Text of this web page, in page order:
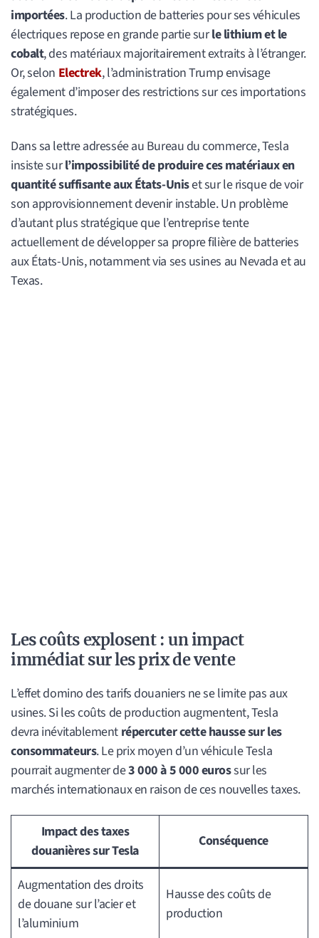
importées. La production de batteries pour ses véhicules
électriques repose en grande partie surle lithium et le
cobalt, des matériaux majoritairement extraits à l’étranger.
Or, selon Electrek, l’administration Trump envisage
également d’imposer des restrictions sur ces importations
stratégiques.
Dans sa lettre adressée au Bureau du commerce, Tesla
insiste surl’impossibilité de produire ces matériaux en
quantité suffisante aux États-Uniset sur le risque de voir
son approvisionnement devenir instable. Un problème
d’autant plus stratégique que l’entreprise tente
actuellement de développer sa propre filière de batteries
aux États-Unis, notamment via ses usines au Nevada et au
Texas.
Les coûts explosent : un impact
immédiat sur les prix de vente
L’effet domino des tarifs douaniers ne se limite pas aux
usines. Si les coûts de production augmentent, Tesla
devra inévitablement répercuter cette hausse sur les
consommateurs. Le prix moyen d’un véhicule Tesla
pourrait augmenter de3 000 à 5 000 eurossur les
marchés internationaux en raison de ces nouvelles taxes.
Impact des taxes
douanières sur Tesla
Conséquence
Augmentation des droits
de douane sur l’acier et
l’aluminium
Hausse des coûts de
production